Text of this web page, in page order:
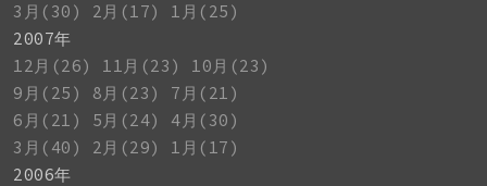
3月(30)
2月(17)
1月(25)
2007年
12月(26)
11月(23)
10月(23)
9月(25)
8月(23)
7月(21)
6月(21)
5月(24)
4月(30)
3月(40)
2月(29)
1月(17)
2006年